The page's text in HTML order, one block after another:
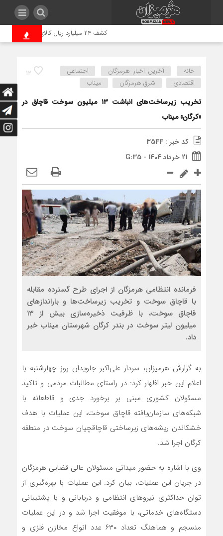
کشف ۲۴ میلیارد ریال کالای قاچاق در هرمزگان
12 خانه آخرین اخبار هرمزگان
اجتماعی
اقتصادی
شرق هرمزگان میناب
تخریب زیرساخت‌های انباشت ۱۳ میلیون سوخت قاچاق در
«کرگان» میناب
کد خبر : 3544
21 خرداد 1404 - G:35
فرمانده انتظامی هرمزگان از اجرای طرح گسترده مقابله
با قاچاق سوخت و تخریب زیرساخت‌ها و باراندازهای
قاچاق سوخت، با ظرفیت ذخیره‌سازی بیش از ۱۳
میلیون لیتر سوخت در بندر کرگان شهرستان میناب خبر
داد.
به گزارش هرمیزان، سردار علی‌اکبر جاویدان روز چهارشنبه با
اعلام این خبر اظهار کرد: در راستای مطالبات مردمی و تاکید
مسئولان کشوری مبنی بر برخورد جدی و قاطعانه با
شبکه‌های سازمان‌یافته قاچاق سوخت، این عملیات با هدف
خشکاندن ریشه‌های زیرساختی قاچاقچیان سوخت در منطقه
کرگان اجرا شد.
وی با اشاره به حضور میدانی مسئولان عالی قضایی هرمزگان
در جریان این عملیات، بیان کرد: این عملیات با بهره‌گیری از
توان حداکثری نیروهای انتظامی و دریابانی و با پشتیبانی
دستگاه‌های خدماتی، با موفقیت اجرا شد و در این عملیات
منسجم و هماهنگ تعداد ۶۳۰ عدد انواع مخازن فلزی و